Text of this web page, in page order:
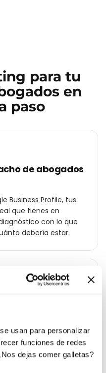
usan para personalizar
funciones de redes
dejas comer galletas?
para tu
en
paso
de abogados
Business Profile, tus
que tienes en
con lo que
debería estar.
por barrio
para Valencia:
El Carmen,
de campaña para
frente a los otros
ciudad.